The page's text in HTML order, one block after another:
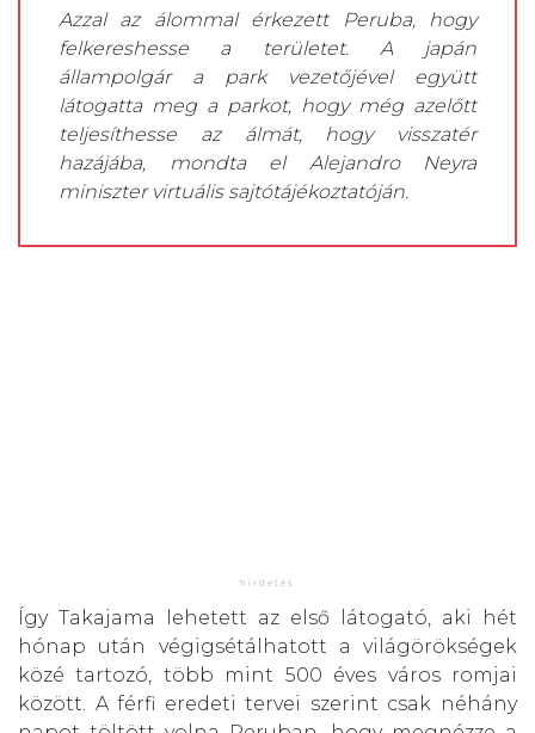
Azzal az álommal érkezett Peruba, hogy
felkereshesse a területet. A japán
állampolgár a park vezetőjével együtt
látogatta meg a parkot, hogy még azelőtt
teljesíthesse az álmát, hogy visszatér
hazájába, mondta el Alejandro Neyra
miniszter virtuális sajtótájékoztatóján.
Így Takajama lehetett az első látogató, aki hét
hónap után végigsétálhatott a világörökségek
közé tartozó, több mint 500 éves város romjai
között. A férfi eredeti tervei szerint csak néhány